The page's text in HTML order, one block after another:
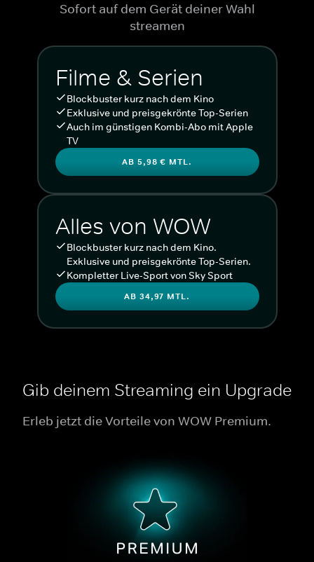
Sofort auf dem Gerät deiner Wahl
streamen
Filme & Serien
Blockbuster kurz nach dem Kino
Exklusive und preisgekrönte Top-Serien
Auch im günstigen Kombi-Abo mit Apple
TV
AB 5,98 € MTL.
Alles von WOW
Blockbuster kurz nach dem Kino.
Exklusive und preisgekrönte Top-Serien.
Kompletter Live-Sport von Sky Sport
AB 34,97 MTL.
Gib deinem Streaming ein Upgrade
Erleb jetzt die Vorteile von WOW Premium.